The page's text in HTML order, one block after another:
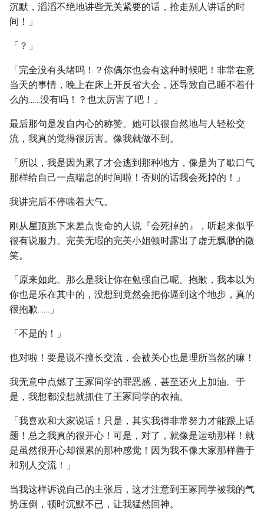
沉默，滔滔不绝地讲些无关紧要的话，抢走别人讲话的时
间！」
「？」
「完全没有头绪吗！？你偶尔也会有这种时候吧！非常在意
当天的事情，晚上在床上开反省大会，还导致自己睡不着什
么的……没有吗！？也太厉害了吧！」
最后那句是发自内心的称赞。她可以很自然地与人轻松交
流，我真的觉得很厉害。像我就做不到。
「所以，我是因为累了才会逃到那种地方，像是为了歇口气
那样给自己一点喘息的时间啦！否则的话我会死掉的！」
我讲完后不停喘着大气。
刚从屋顶跳下来差点丧命的人说『会死掉的』，听起来似乎
很有说服力。完美无瑕的完美小姐顿时露出了虚无飘渺的微
笑。
「原来如此。那么是我让你在勉强自己呢。抱歉，我本以为
你也是乐在其中的，没想到竟然会把你逼到这个地步，真的
很抱歉……」
「不是的！」
也对啦！要是说不擅长交流，会被关心也是理所当然的嘛！
我无意中点燃了王冢同学的罪恶感，甚至还火上加油。于
是，我想都没想就抓住了王冢同学的衣袖。
「我喜欢和大家说话！只是，其实我得非常努力才能跟上话
题！总之我真的很开心！可是，对了，就像是运动那样！就
是虽然很开心却很累的那种感觉！因为我不像大家那样善于
和别人交流！」
当我这样诉说自己的主张后，这才注意到王冢同学被我的气
势压倒，顿时沉默不已，让我猛然回神。